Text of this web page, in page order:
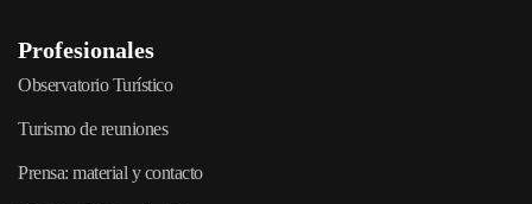
Profesionales
Observatorio Turístico
Turismo de reuniones
Prensa: material y contacto